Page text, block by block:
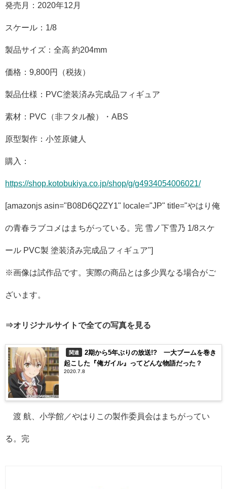
発売月：2020年12月
スケール：1/8
製品サイズ：全高 約204mm
価格：9,800円（税抜）
製品仕様：PVC塗装済み完成品フィギュア
素材：PVC（非フタル酸）・ABS
原型製作：小笠原健人
購入：
https://shop.kotobukiya.co.jp/shop/g/g4934054006021/
[amazonjs asin="B08D6Q2ZY1" locale="JP" title="やはり俺
の青春ラブコメはまちがっている。完 雪ノ下雪乃 1/8スケ
ール PVC製 塗装済み完成品フィギュア"]
※画像は試作品です。実際の商品とは多少異なる場合がご
ざいます。
⇒オリジナルサイトで全ての写真を見る
関連
2期から5年ぶりの放送!? 一大ブームを巻き
起こした『俺ガイル』ってどんな物語だった？
2020.7.8
©渡 航、小学館／やはりこの製作委員会はまちがってい
る。完